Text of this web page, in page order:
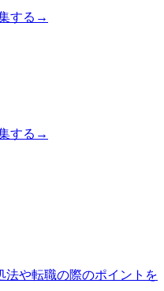
する →
する →
法や転職の際のポイントを